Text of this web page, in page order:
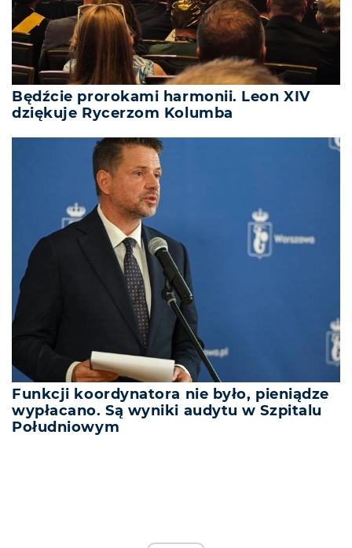
Będźcie prorokami harmonii. Leon XIV
dziękuje Rycerzom Kolumba
Funkcji koordynatora nie było, pieniądze
wypłacano. Są wyniki audytu w Szpitalu
Południowym